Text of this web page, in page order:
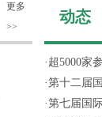
更多
>>
动态
· 超5000家
·第十二届
·第七届国